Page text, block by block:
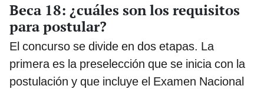
Beca 18: ¿cuáles son los requisitos
para postular?
El concurso se divide en dos etapas. La
primera es la preselección que se inicia con la
postulación y que incluye el Examen Nacional